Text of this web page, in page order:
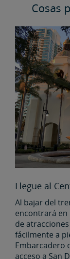
Cosas
Llegue al
Al bajar del
encontrará en
de
fácilmente a
Embarcadero
acceso a San